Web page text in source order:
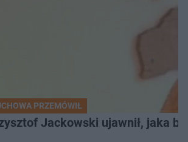
PRZEMÓWIŁ
Jackowski ujawnił, jaka